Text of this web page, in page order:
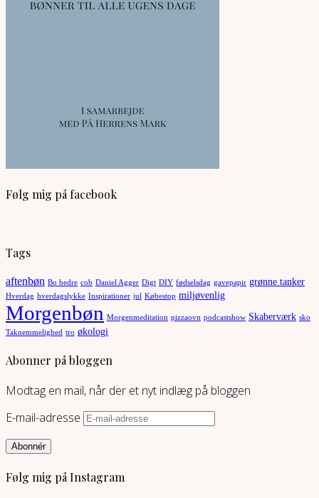
Følg mig på facebook
Tags
aftenbøn Bo bedre cob Daniel Agger Digt DIY fødselsdag gavepapir grønne tanker
Hverdag hverdagslykke Inspirationer jul Købestop miljøvenlig
Morgenbøn Morgenmeditation pizzaovn podcastshow Skaberværk sko
Taknemmelighed tro økologi
Abonner på bloggen
Modtag en mail, når der et nyt indlæg på bloggen
E-mail-adresse
Abonnér
Følg mig på Instagram